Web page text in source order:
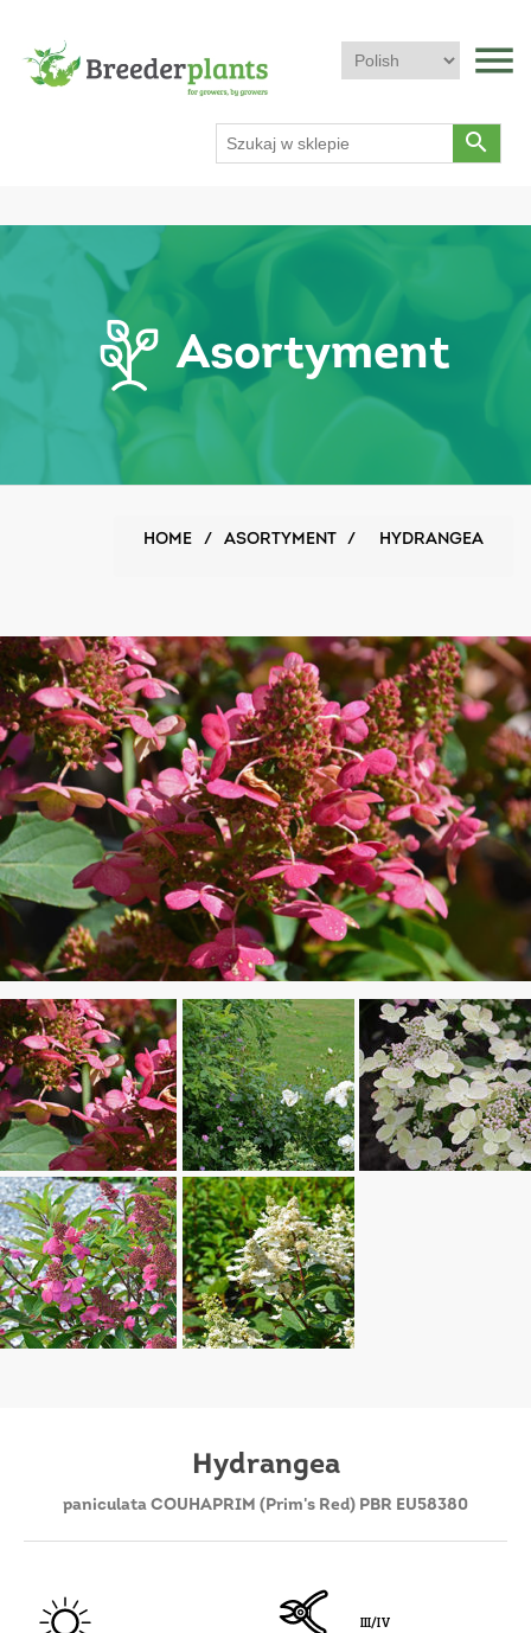
menu
search
Asortyment
HOME / ASORTYMENT / HYDRANGEA
Hydrangea
paniculata COUHAPRIM (Prim's Red) PBR EU58380
III/IV